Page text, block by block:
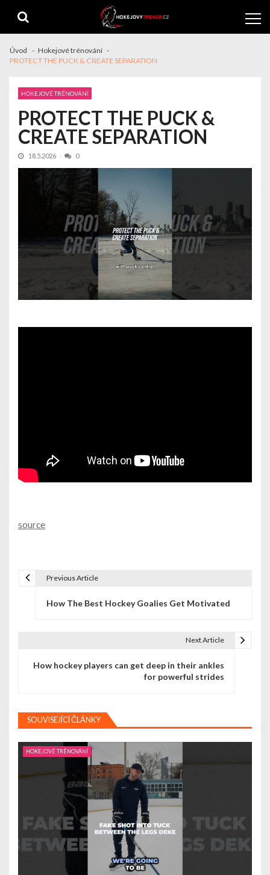
navigation
content
Úvod
Hokejové trénování
PROTECT THE PUCK & CREATE SEPARATION
HOKEJOVÉ TRÉNOVÁNÍ
PROTECT THE PUCK &
CREATE SEPARATION
18.5.2026 0
source
e
p
r
p
ř
Previous Article
How The Best Hockey Goalies Get Motivated
Next Article
How hockey players can get deep in their ankles
for powerful strides
SOUVISEJÍCÍ ČLÁNKY
HOKEJOVÉ TRÉNOVÁNÍ